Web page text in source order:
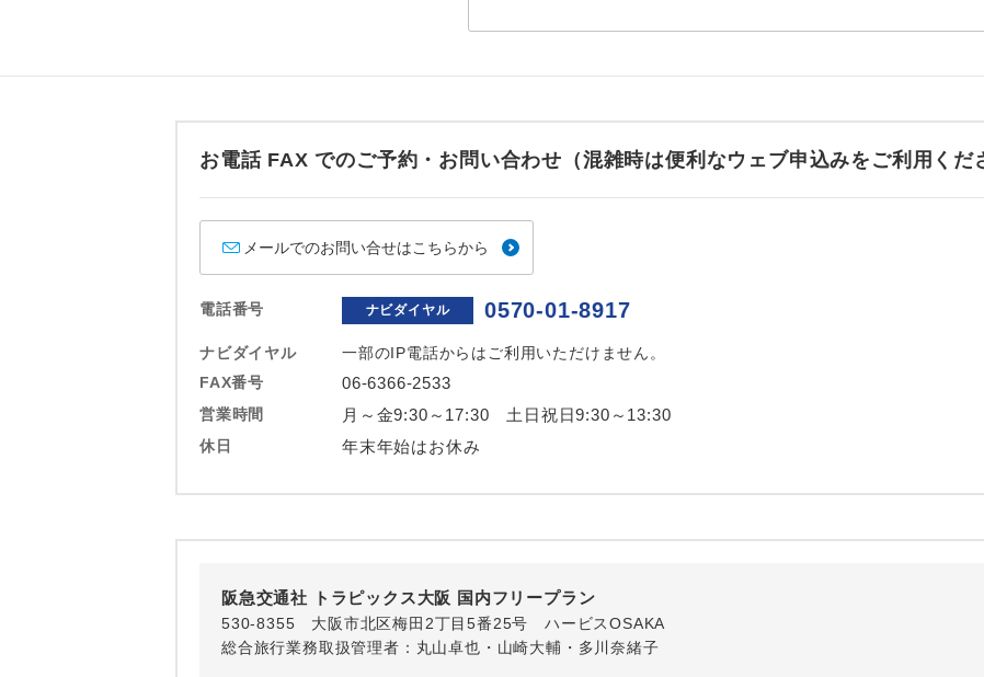
お電話 FAX でのご予約・お問い合わせ（混雑時は便利なウェブ申込みをご利用くだ
メールでのお問い合せはこちらから
電話番号 ナビダイヤル 0570-01-8917
ナビダイヤル
一部のIP電話からはご利用いただけません。
FAX番号
06-6366-2533
営業時間 月～金9:30～17:30 土日祝日9:30～13:30
休日 年末年始はお休み
阪急交通社 トラピックス大阪 国内フリープラン
530-8355 大阪市北区梅田2丁目5番25号 ハービスOSAKA
総合旅行業務取扱管理者：丸山卓也・山崎大輔・多川奈緒子
年齢制限あり ご参加にあたり年齢に制限があるコースです。
利用航空会社が指定なので、ご出発の計画にと
す。
ホテル指定 ご紹介するホテルを指定したコースです。
おひとり様バス2席利用